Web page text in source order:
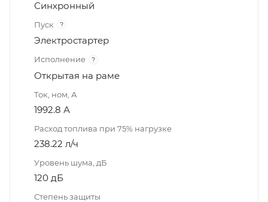
Синхронный
Пуск ?
Электростартер
Исполнение ?
Открытая на раме
Ток, ном, А
1992.8 А
Расход топлива при 75% нагрузке
238.22 л/ч
Уровень шума, дБ
120 дБ
Степень защиты